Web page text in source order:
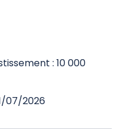
: 10 000
07/2026